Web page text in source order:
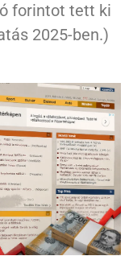
forintot tett ki
2025-ben.)